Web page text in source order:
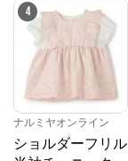
4
ナルミヤオンライン
ショルダーフリル